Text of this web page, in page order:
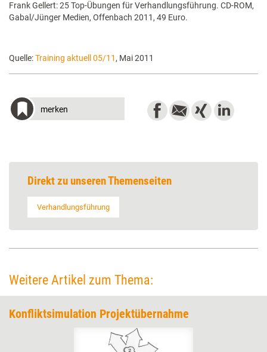
Frank Gellert: 25 Top-Übungen für Verhandlungsführung. CD-ROM,
Gabal/Jünger Medien, Offenbach 2011, 49 Euro.
Quelle:Training aktuell 05/11 , Mai 2011
merken
Direkt zu unseren Themenseiten
Verhandlungsführung
Weitere Artikel zum Thema:
Konfliktsimulation Projektübernahme